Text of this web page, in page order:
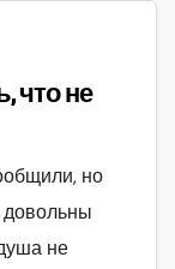
что не
но
довольны
не